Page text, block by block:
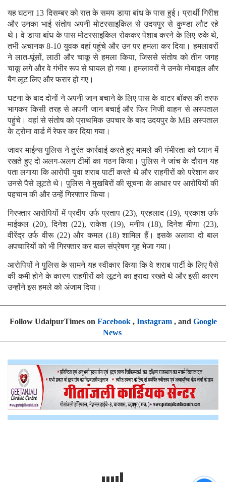
यह घटना 13 दिसम्बर को रात के समय डाया बांध के पास हुई। प्रार्थी गिरीश
और उनका भाई संतोष अपनी मोटरसाइकिल से उदयपुर से कुण्डा लौट रहे
थे। वे डाया बांध के पास मोटरसाइकिल रोककर पेशाब करने के लिए रुके थे,
तभी अचानक 8-10 युवक वहां पहुंचे और उन पर हमला कर दिया। हमलावरों
ने लात-घूंसों, लाठी और चाकू से हमला किया, जिससे संतोष को तीन जगह
चाकू लगे और वे गंभीर रूप से घायल हो गया। हमलावरों ने उनके मोबाइल और
बैग लूट लिए और फरार हो गए।
घटना के बाद दोनों ने अपनी जान बचाने के लिए पास के वाटर बॉक्स की तरफ
भागकर किसी तरह से अपनी जान बचाई और फिर निजी वाहन से अस्पताल
पहुंचे। वहां से संतोष को प्राथमिक उपचार के बाद उदयपुर के MB अस्पताल
के ट्रोमा वार्ड में रेफर कर दिया गया।
जावर माईन्स पुलिस ने तुरंत कार्रवाई करते हुए मामले की गंभीरता को ध्यान में
रखते हुए दो अलग-अलग टीमों का गठन किया। पुलिस ने जांच के दौरान यह
पता लगाया कि आरोपी युवा शराब पार्टी करते थे और राहगीरों को परेशान कर
उनसे पैसे लूटते थे। पुलिस ने मुखबिरों की सूचना के आधार पर आरोपियों की
पहचान की और उन्हें गिरफ्तार किया।
गिरफ्तार आरोपियों में प्रदीप उर्फ प्रताप (23), प्रहलाद (19), प्रकाश उर्फ
माईकल (20), दिनेश (22), राकेश (19), मनीष (18), दिनेश मीणा (23),
वीरेंद्र उर्फ वीरू (22) और कमल (18) शामिल हैं। इसके अलावा दो बाल
अपचारियों को भी गिरफ्तार कर बाल संप्रेषण गृह भेजा गया।
आरोपियों ने पुलिस के सामने यह स्वीकार किया कि वे शराब पार्टी के लिए पैसे
की कमी होने के कारण राहगीरों को लूटने का इरादा रखते थे और इसी कारण
उन्होंने इस हमले को अंजाम दिया।
Follow UdaipurTimes on Facebook, Instagram, and Google
News